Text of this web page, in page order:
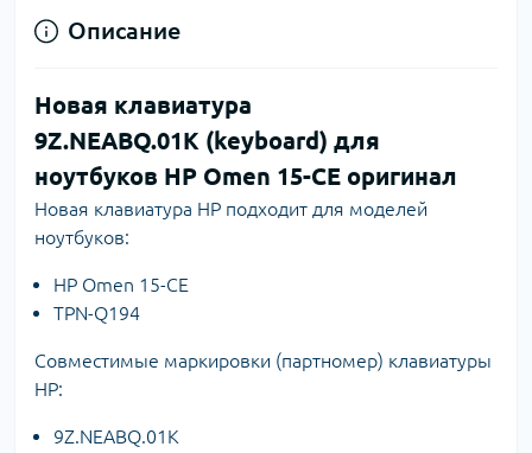
Описание
Новая клавиатура
9Z.NEABQ.01K (keyboard) для
ноутбуков HP Omen 15-CE оригинал
Новая клавиатура HP подходит для моделей
ноутбуков:
HP Omen 15-CE
TPN-Q194
Совместимые маркировки (партномер) клавиатуры
HP:
9Z.NEABQ.01K